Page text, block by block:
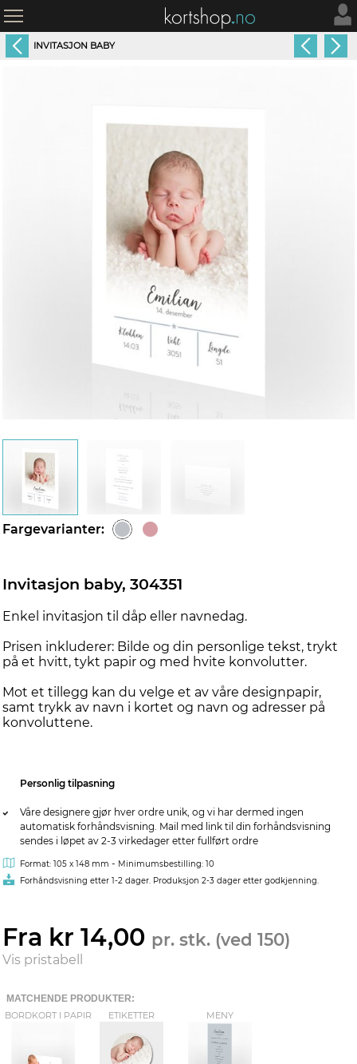
INVITASJON BABY
Fargevarianter:
Invitasjon baby, 304351
Enkel invitasjon til dåp eller navnedag.
Prisen inkluderer: Bilde og din personlige tekst, trykt
på et hvitt, tykt papir og med hvite konvolutter.
Mot et tillegg kan du velge et av våre designpapir,
samt trykk av navn i kortet og navn og adresser på
konvoluttene.
Personlig tilpasning
Våre designere gjør hver ordre unik, og vi har dermed ingen
automatisk forhåndsvisning. Mail med link til din forhåndsvisning
sendes i løpet av 2-3 virkedager etter fullført ordre
Format: 105 x 148 mm - Minimumsbestilling: 10
Forhåndsvisning etter 1-2 dager. Produksjon 2-3 dager etter godkjenning.
Fra kr 14,00 pr. stk. (ved 150)
Vis pristabell
MATCHENDE PRODUKTER:
BORDKORT I PAPIR
ETIKETTER MENY